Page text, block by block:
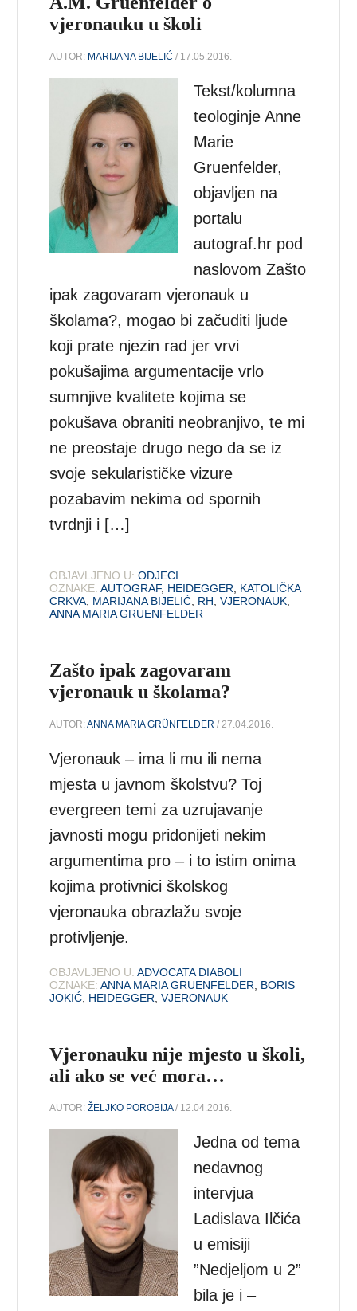
vjeronauku u školi
AUTOR: MARIJANA BIJELIĆ / 17.05.2016.
Tekst/kolumna
teologinje Anne
Marie
Gruenfelder,
objavljen na
portalu
autograf.hr pod
naslovom Zašto
ipak zagovaram vjeronauk u
školama?, mogao bi začuditi ljude
koji prate njezin rad jer vrvi
pokušajima argumentacije vrlo
sumnjive kvalitete kojima se
pokušava obraniti neobranjivo, te mi
ne preostaje drugo nego da se iz
svoje sekularističke vizure
pozabavim nekima od spornih
tvrdnji i […]
OBJAVLJENO U: ODJECI
OZNAKE: AUTOGRAF, HEIDEGGER
KATOLIČKA
CRKVA MARIJANA BIJELIĆ RH ,VJERONAUK
АNNA MARIA GRUENFELDER
Zašto ipak zagovaram
vjeronauk u školama?
AUTOR:ANNA MARIA GRÜNFELDER / 27.04.2016.
Vjeronauk – ima li mu ili nema
mjesta u javnom školstvu? Toj
evergreen temi za uzrujavanje
javnosti mogu pridonijeti nekim
argumentima pro – i to istim onima
kojima protivnici školskog
vjeronauka obrazlažu svoje
protivljenje.
OBJAVLJENO U: ADVOCATA DIABOLI
OZNAKE: ANNA MARIA GRUENFELDER
BORIS
JOKIĆ HEIDEGGER ,VJERONAUK
Vjeronauku nije mjesto u školi,
ali ako se već mora…
AUTOR:ŽELJKO POROBIJA/ 12.04.2016.
Jedna od tema
nedavnog
intervjua
Ladislava Ilčića
u emisiji
”Nedjeljom u 2”
bila je i –